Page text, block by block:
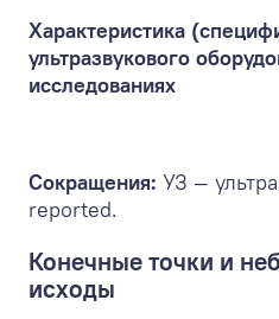
Характеристика
ультразвукового
исследованиях
Сокращения: УЗ —
reported.
Конечные точки и
исходы